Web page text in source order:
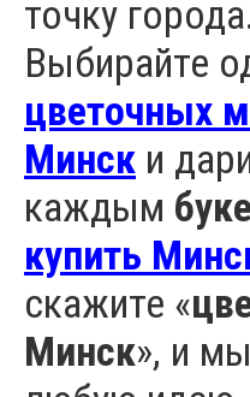
точку
Выбирайте
цветочных
Минск и
каждым
купить
скажите «
Минск», и